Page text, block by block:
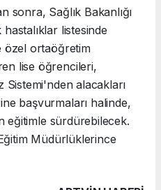
sonra, Sağlık Bakanlığı
listesinde
özel ortaöğretim
lise öğrencileri,
Sistemi'nden alacakları
başvurmaları halinde,
eğitimle sürdürebilecek.
Müdürlüklerince